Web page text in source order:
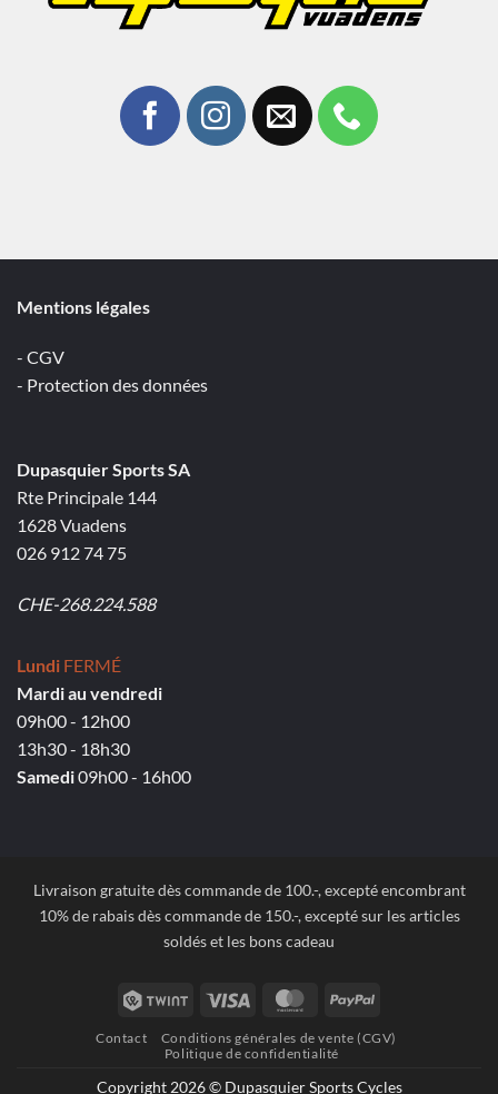
Mentions légales
- CGV
- Protection des données
Dupasquier Sports SA
Rte Principale 144
1628 Vuadens
026 912 74 75
CHE-268.224.588
Lundi FERMÉ
Mardi au vendredi
09h00 - 12h00
13h30 - 18h30
Samedi09h00 - 16h00
Livraison gratuite dès commande de 100.-, excepté encombrant
10% de rabais dès commande de 150.-, excepté sur les articles
soldés et les bons cadeau
Twint Visa MasterCardPayPal
Contact
Conditions générales de vente (CGV)
Politique de confidentialité
Copyright 2026 © Dupasquier Sports Cycles